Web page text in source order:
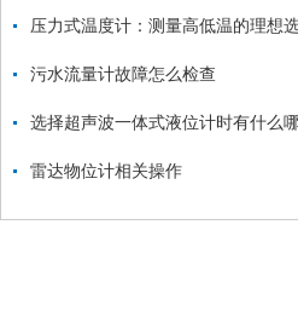
压力式温度计：测量高低温的理想
污水流量计故障怎么检查
雷达物位计相关操作